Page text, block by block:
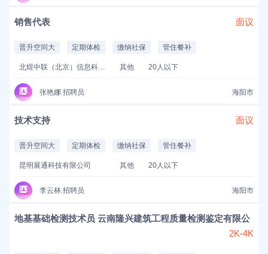
销售代表 面议
晋升空间大 定期体检 缴纳社保 管住餐补
北煜中联（北京）信息科技有限公司 其他 20人以下
张艳娜.招聘员 海阳市
技术支持 面议
晋升空间大 定期体检 缴纳社保 管住餐补
昆明展通科技有限公司 其他 20人以下
李云林.招聘员 海阳市
地基基础检测技术员 云南隆兴建筑工程质量检测鉴定有限公
2K-4K